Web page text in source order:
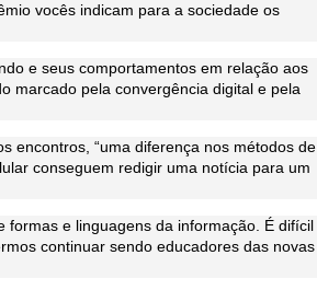
vocês indicam para a sociedade os
e seus comportamentos em relação aos
marcado pela convergência digital e pela
encontros, “uma diferença nos métodos de
conseguem redigir uma notícia para um
formas e linguagens da informação. É difícil
continuar sendo educadores das novas